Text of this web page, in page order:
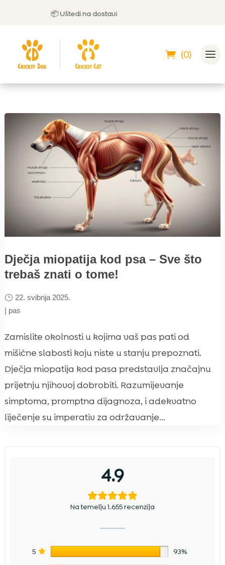
📦 Uštedi na dostavi
(0)
Dječja miopatija kod psa – Sve što
trebaš znati o tome!
22. svibnja 2025.
| pas
Zamislite okolnosti u kojima vaš pas pati od
mišićne slabosti koju niste u stanju prepoznati.
Dječja miopatija kod pasa predstavlja značajnu
prijetnju njihovoj dobrobiti. Razumijevanje
simptoma, promptna dijagnoza, i adekvatno
liječenje su imperativ za održavanje...
4.9
Na temelju 1.655 recenzija
5 93%